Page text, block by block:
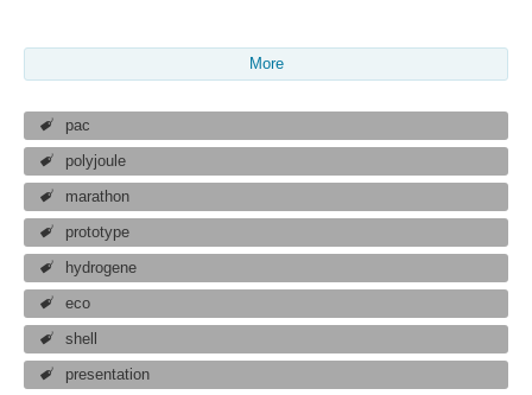
More
pac
polyjoule
marathon
prototype
hydrogene
eco
shell
presentation